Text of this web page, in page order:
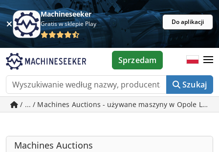
Machineseeker
Gratis w sklepie Play Do aplikacji
Szukaj
Sprzedam
/ ... / Machines Auctions - używane maszyny w Opole
Machines Auctions